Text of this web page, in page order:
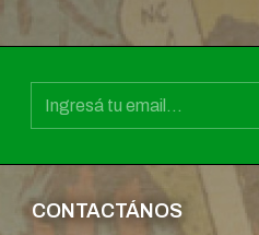
CONTACTÁNOS